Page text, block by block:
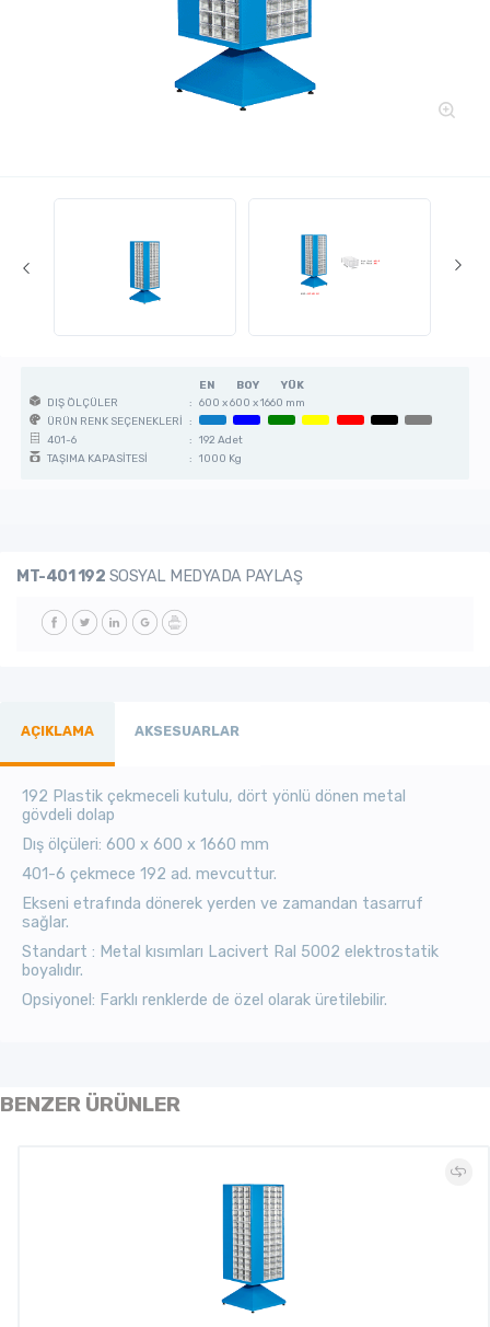
EN BOY
YÜK
DIŞ ÖLÇÜLER
: 600 x 600 x 1660 mm
ÜRÜN RENK SEÇENEKLERİ :
401-6
: 192 Adet
TAŞIMA KAPASİTESİ
: 1000 Kg
MT-401 192 SOSYAL MEDYADA PAYLAŞ
AÇIKLAMA AKSESUARLAR
192 Plastik çekmeceli kutulu, dört yönlü dönen metal
gövdeli dolap
Dış ölçüleri: 600 x 600 x 1660 mm
401-6 çekmece 192 ad. mevcuttur.
Ekseni etrafında dönerek yerden ve zamandan tasarruf
sağlar.
Standart : Metal kısımları Lacivert Ral 5002 elektrostatik
boyalıdır.
Opsiyonel: Farklı renklerde de özel olarak üretilebilir.
BENZER ÜRÜNLER